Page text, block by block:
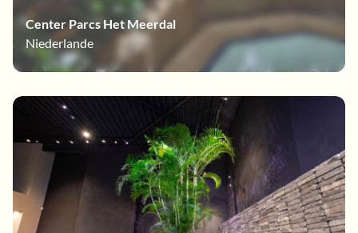
Center Parcs Het Meerdal
Niederlande